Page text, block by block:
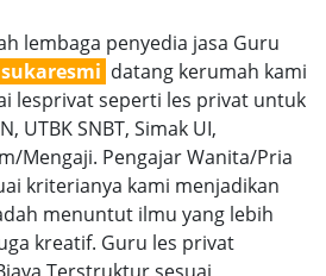
lembaga penyedia jasa Guru
datang kerumah kami
lesprivat seperti les privat untuk
UTBK SNBT, Simak UI,
Mengaji. Pengajar Wanita/Pria
kriterianya kami menjadikan
menuntut ilmu yang lebih
kreatif. Guru les privat